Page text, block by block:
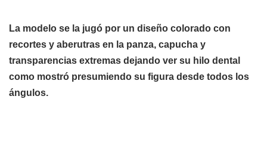
La modelo se la jugó por un diseño colorado con
recortes y aberutras en la panza, capucha y
transparencias extremas dejando ver su hilo dental
como mostró presumiendo su figura desde todos los
ángulos.